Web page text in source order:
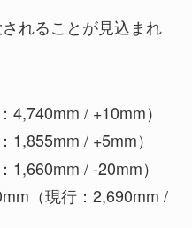
れることが見込まれ
4,740mm / +10mm）
1,855mm / +5mm）
1,660mm / -20mm）
（現行：2,690mm /